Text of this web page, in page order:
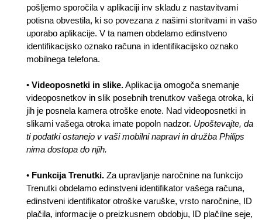
pošljemo sporočila v aplikaciji inv skladu z nastavitvami
potisna obvestila, ki so povezana z našimi storitvami in vašo
uporabo aplikacije. V ta namen obdelamo edinstveno
identifikacijsko oznako računa in identifikacijsko oznako
mobilnega telefona.
•Videoposnetki in slike.Aplikacija omogoča snemanje
videoposnetkov in slik posebnih trenutkov vašega otroka, ki
jih je posnela kamera otroške enote. Nad videoposnetki in
slikami vašega otroka imate popoln nadzor. Upoštevajte, da
ti podatki ostanejo v vaši mobilni napravi in družba Philips
nima dostopa do njih.
• Funkcija Trenutki. Za upravljanje naročnine na funkcijo
Trenutki obdelamo edinstveni identifikator vašega računa,
edinstveni identifikator otroške varuške, vrsto naročnine, ID
plačila, informacije o preizkusnem obdobju, ID plačilne seje,